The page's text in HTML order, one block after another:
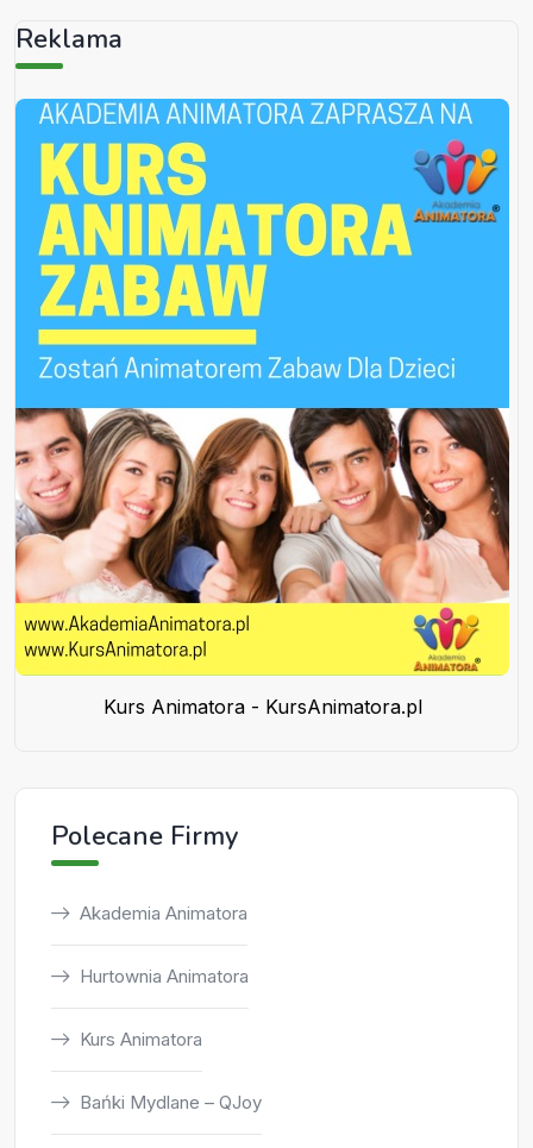
Reklama
Kurs Animatora - KursAnimatora.pl
Polecane Firmy
Akademia Animatora
Hurtownia Animatora
Kurs Animatora
Bańki Mydlane – QJoy